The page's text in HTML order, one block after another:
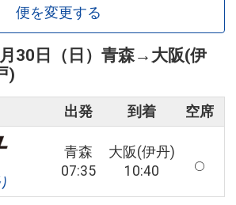
便を変更する
30日（日） 青森→ 大阪(伊
)
出発 到着 空席
青森
07:35
大阪(伊丹)
10:40